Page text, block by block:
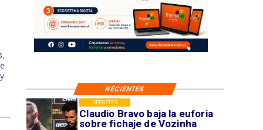
Claudio Bravo baja la euforia
sobre fichaje de Vozinha
DEPORTES
RECIENTES